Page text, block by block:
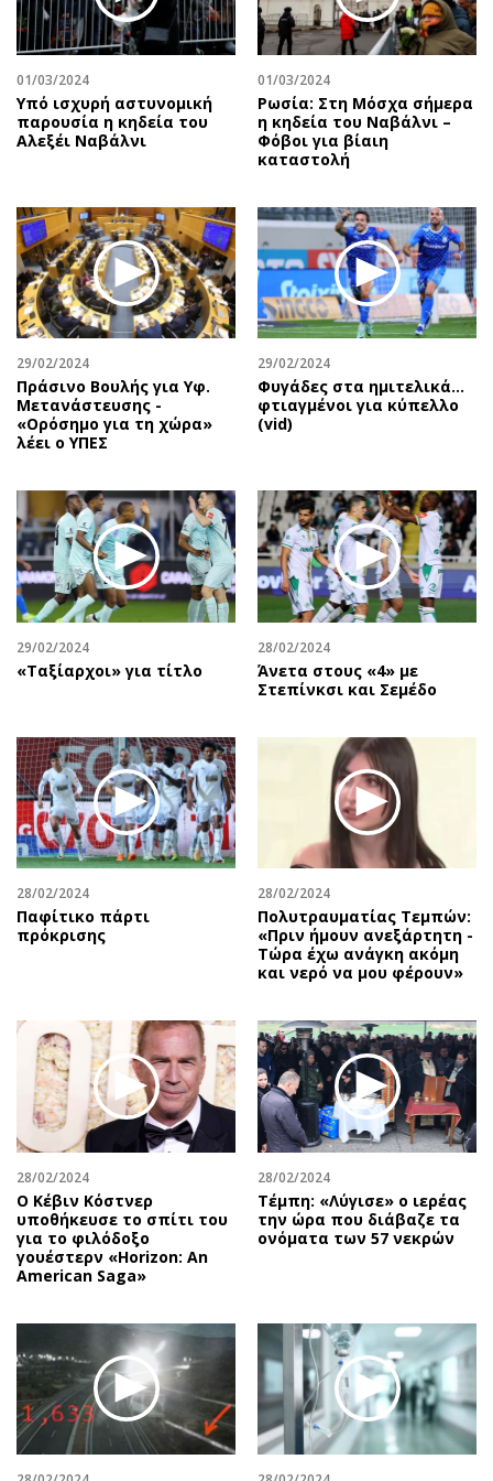
Περιβάλλον
Ελλάδα
Κόσμος
Παράξενα
Πολιτισμός
Μουσική
Εικαστικά
Βιβλίο
Χειρόγραφα
Ταξίδια
Συνταγές
Έξοδος
Media
Εκπομπές
Wine routes
Uncut
Προσφορές
Προσωπικότητες στην ''Κ''
Επιστολές
01/03/2024
Υπό ισχυρή αστυνομική
παρουσία η κηδεία του
Αλεξέι Ναβάλνι
01/03/2024
Ρωσία: Στη Μόσχα σήμερα
η κηδεία του Ναβάλνι –
Φόβοι για βίαιη
καταστολή
29/02/2024
Πράσινο Βουλής για Υφ.
Μετανάστευσης -
«Ορόσημο για τη χώρα»
λέει ο ΥΠΕΣ
29/02/2024
Φυγάδες στα ημιτελικά…
φτιαγμένοι για κύπελλο
(vid)
29/02/2024
«Ταξίαρχοι» για τίτλο
28/02/2024
Άνετα στους «4» με
Στεπίνκσι και Σεμέδο
28/02/2024
Παφίτικο πάρτι
πρόκρισης
28/02/2024
Πολυτραυματίας Τεμπών:
«Πριν ήμουν ανεξάρτητη -
Τώρα έχω ανάγκη ακόμη
και νερό να μου φέρουν»
28/02/2024
Ο Κέβιν Κόστνερ
υποθήκευσε το σπίτι του
για το φιλόδοξο
γουέστερν «Horizon: An
American Saga»
28/02/2024
Τέμπη: «Λύγισε» ο ιερέας
την ώρα που διάβαζε τα
ονόματα των 57 νεκρών